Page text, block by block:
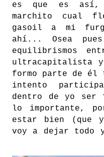
es que es así,
marchito cual
gasoil a mi
ahí... Osea
equilibrismos
ultracapitalista
formo parte de él
intento
dentro de yo ser
lo importante,
estar bien (que
voy a dejar todo